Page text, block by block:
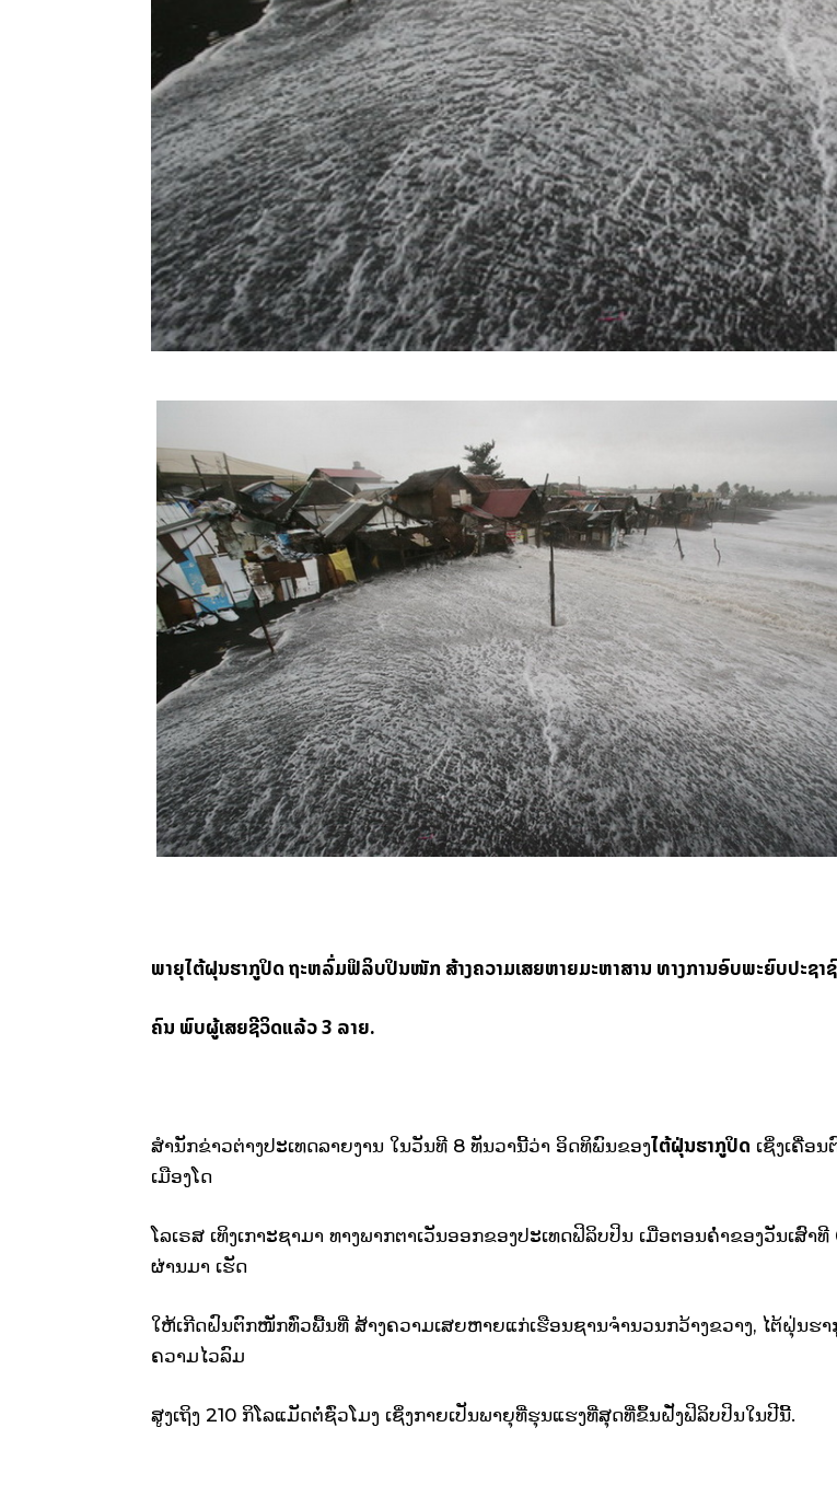
ພາຍຸໄຕ້ຝຸນຮາກູປິດ ຖະຫລົ່ມຟິລິບປິນໜັກ ສ້າງຄວາມເສຍຫາຍມະຫາສານ ທາງການອົບພະຍົບປະຊາ
ຄົນ ພົບຜູ້ເສຍຊີວິດແລ້ວ 3 ລາຍ.
ສຳນັກຂ່າວຕ່າງປະເທດລາຍງານ ໃນວັນທີ 8 ທັນວານີ້ວ່າ ອິດທິພົນຂອງໄຕ້ຝຸ່ນຮາກູປິດ ເຊິ່ງເຄື່ອ
ເມືອງໂດ
ໂລເຣສ ເທິງເກາະຊາມາ ທາງພາກຕາເວັນອອກຂອງປະເທດຟິລິບປິນ ເມື່ອຕອນຄ່ຳຂອງວັນເສົາທີ
ຜ່ານມາ ເຮັດ
ໃຫ້ເກີດຝົນຕົກໜັກທົ່ວພື້ນທີ່ ສ້າງຄວາມເສຍຫາຍແກ່ເຮືອນຊານຈຳນວນກວ້າງຂວາງ, ໄຕ້ຝຸ່ນຮ
ຄວາມໄວລົມ
ສູງເຖິງ 210 ກິໂລແມັດຕໍ່ຊົ່ວໂມງ ເຊິ່ງກາຍເປັນພາຍຸທີ່ຮຸນແຮງທີ່ສຸດທີ່ຂຶ້ນຝັ່ງຟິລິບປິນໃນປີນີ້.